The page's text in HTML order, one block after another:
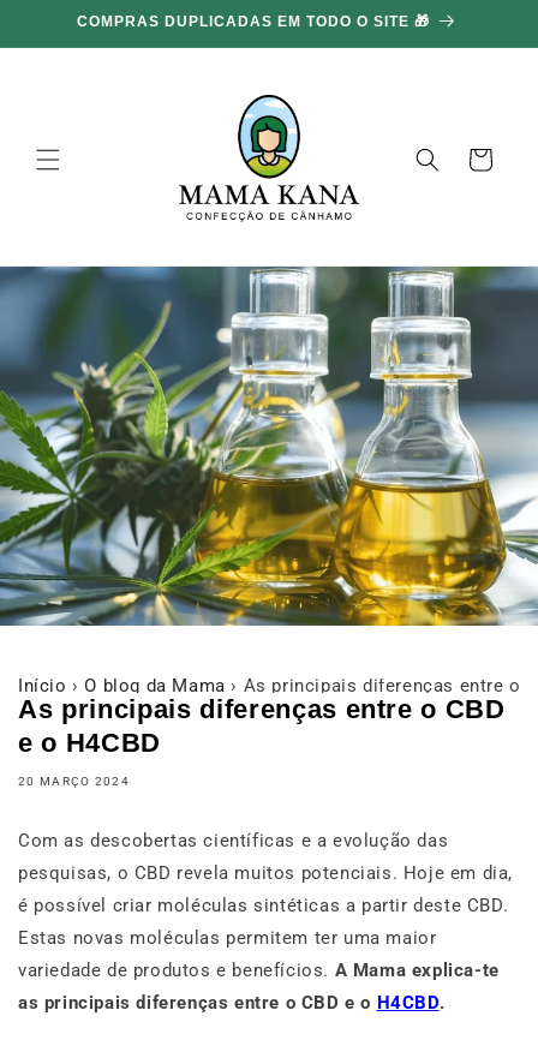
ir para o
conteúdo
COMPRAS DUPLICADAS EM TODO O SITE 🎁
Carrinho
Início › O blog da Mama › As principais diferenças entre o
As principais diferenças entre o CBD
e o H4CBD
20 MARÇO 2024
Com as descobertas científicas e a evolução das
pesquisas, o CBD revela muitos potenciais. Hoje em dia,
é possível criar moléculas sintéticas a partir deste CBD.
Estas novas moléculas permitem ter uma maior
variedade de produtos e benefícios. A Mama explica-te
as principais diferenças entre o CBD e o H4CBD.